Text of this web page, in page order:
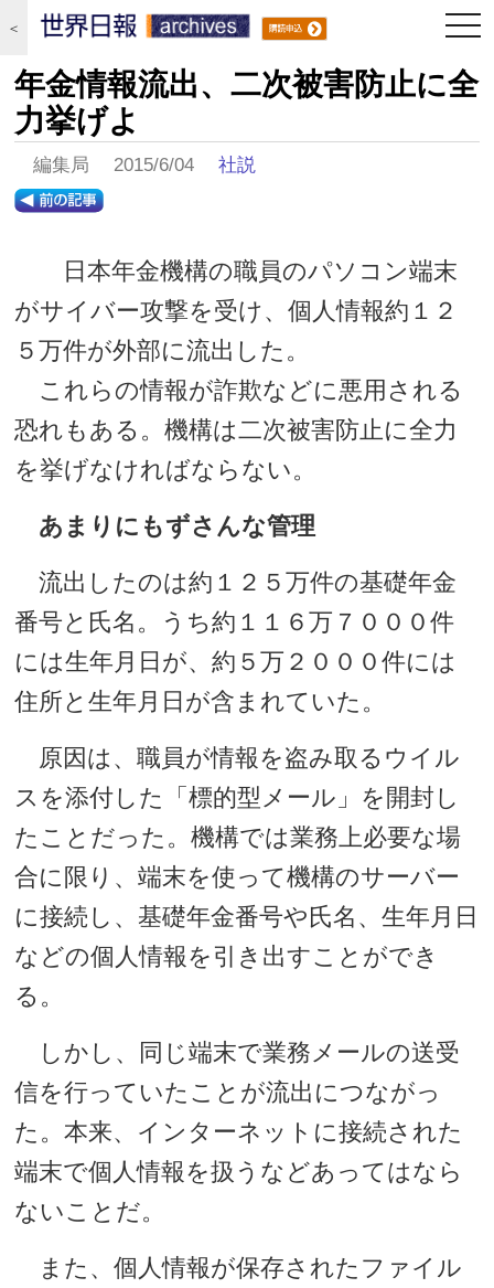
＜
年金情報流出、二次被害防止に全
力挙げよ
編集局 2015/6/04社説
日本年金機構の職員のパソコン端末
がサイバー攻撃を受け、個人情報約１２
５万件が外部に流出した。
これらの情報が詐欺などに悪用される
恐れもある。機構は二次被害防止に全力
を挙げなければならない。
あまりにもずさんな管理
流出したのは約１２５万件の基礎年金
番号と氏名。うち約１１６万７０００件
には生年月日が、約５万２０００件には
住所と生年月日が含まれていた。
原因は、職員が情報を盗み取るウイル
スを添付した「標的型メール」を開封し
たことだった。機構では業務上必要な場
合に限り、端末を使って機構のサーバー
に接続し、基礎年金番号や氏名、生年月日
などの個人情報を引き出すことができ
る。
しかし、同じ端末で業務メールの送受
信を行っていたことが流出につながっ
た。本来、インターネットに接続された
端末で個人情報を扱うなどあってはなら
ないことだ。
また、個人情報が保存されたファイル